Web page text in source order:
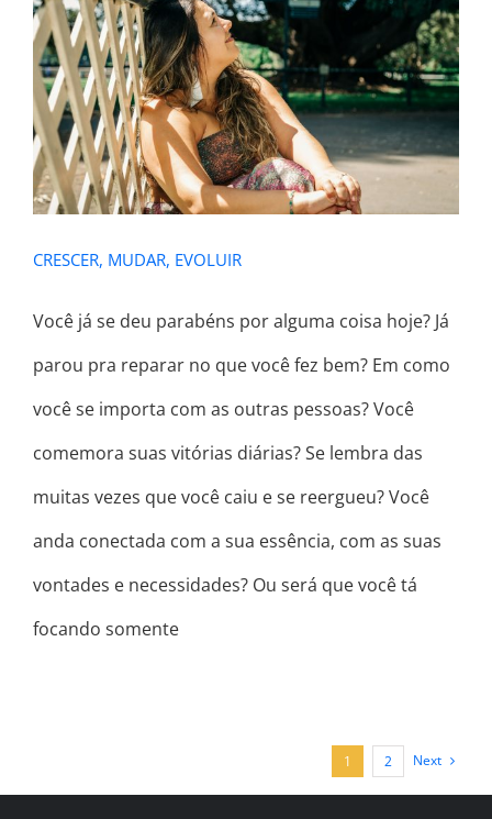
CRESCER, MUDAR, EVOLUIR
CRESCER, MUDAR, EVOLUIR
Você já se deu parabéns por alguma coisa hoje? Já
parou pra reparar no que você fez bem? Em como
você se importa com as outras pessoas? Você
comemora suas vitórias diárias? Se lembra das
muitas vezes que você caiu e se reergueu? Você
anda conectada com a sua essência, com as suas
vontades e necessidades? Ou será que você tá
focando somente
1 2 Next